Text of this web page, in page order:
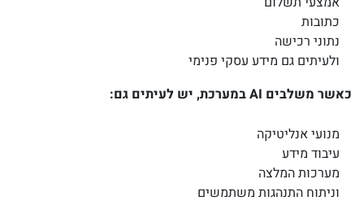
כתובות
נתוני רכישה
ולעיתים גם מידע עסקי פנימי
כאשר משלבים AI במערכת, יש לעיתים גם:
מנועי אנליטיקה
עיבוד מידע
מערכות המלצה
וניתוח התנהגות משתמשים